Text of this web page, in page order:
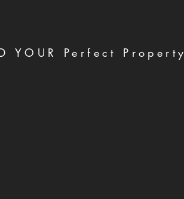
YOUR Perfect Property